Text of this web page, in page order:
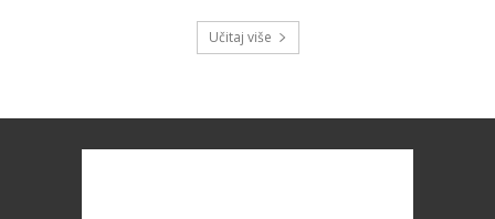
Učitaj više